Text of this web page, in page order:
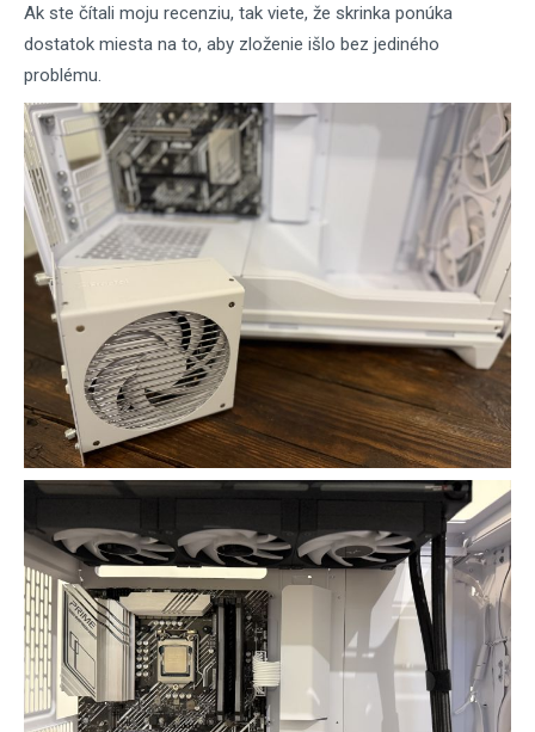
Ak ste čítali moju recenziu, tak viete, že skrinka ponúka
dostatok miesta na to, aby zloženie išlo bez jediného
problému.